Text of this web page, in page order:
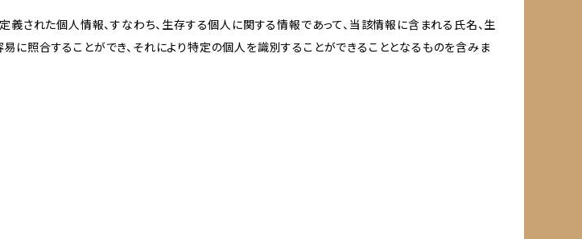
された個人情報、すなわち、生存する個人に関する情報であって、当該情報に含まれる氏名、生
照合することができ、それにより特定の個人を識別することができることとなるものを含みま